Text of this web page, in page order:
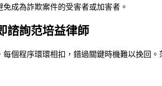
成為詐欺案件的受害者或加害者。
諮詢范培益律師
個程序環環相扣，錯過關鍵時機難以挽回。